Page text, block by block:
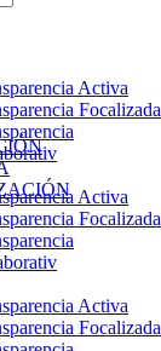
Activa
Focalizada
Activa
Focalizada
Activa
Focalizada